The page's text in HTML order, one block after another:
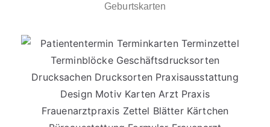
Geburtskarten